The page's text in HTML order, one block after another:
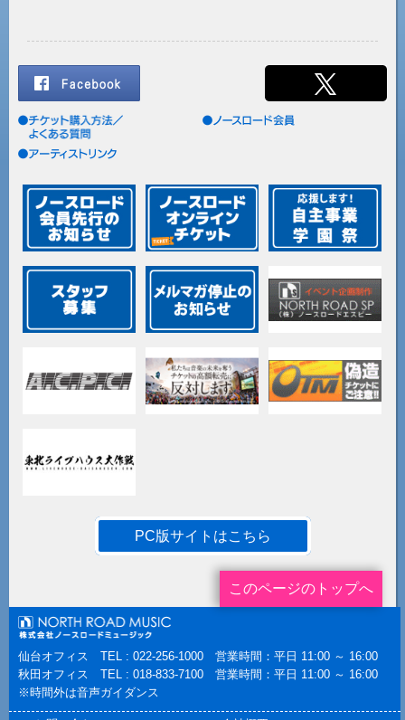
PC版サイトはこちら
このページのトップへ
仙台オフィス TEL : 022-256-1000 営業時間：平日 11:00 ～ 16:00
秋田オフィス TEL : 018-833-7100 営業時間：平日 11:00 ～ 16:00
※時間外は音声ガイダンス